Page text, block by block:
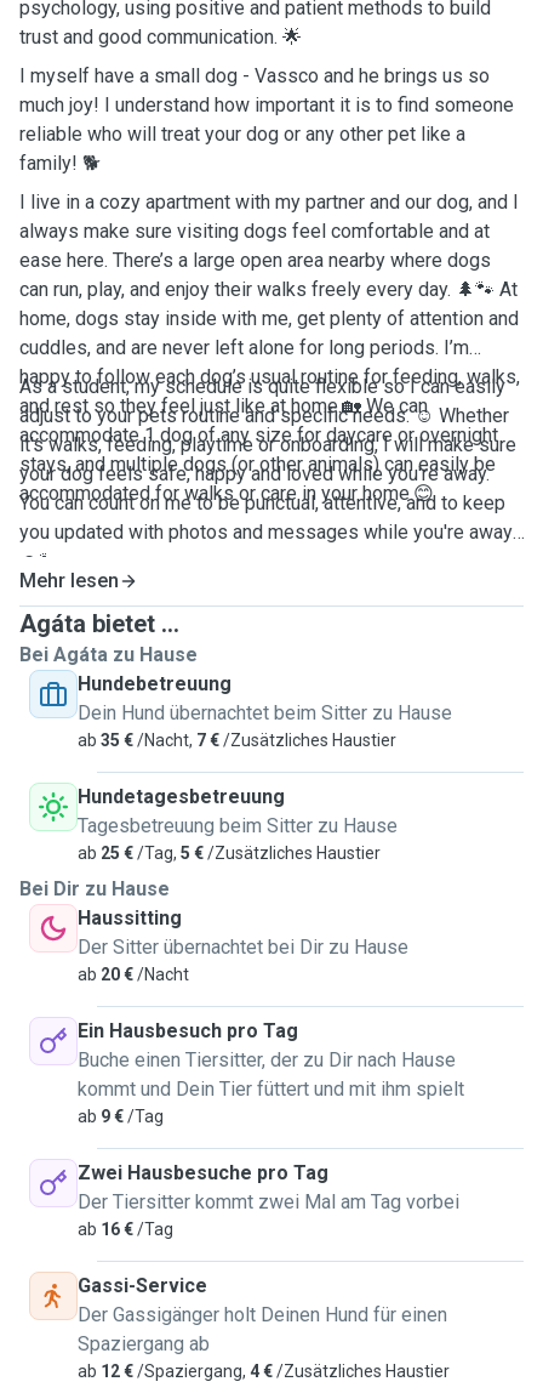
psychology, using positive and patient methods to build
trust and good communication. 🌟
I myself have a small dog - Vassco and he brings us so
much joy! I understand how important it is to find someone
reliable who will treat your dog or any other pet like a
family! 🐕
I live in a cozy apartment with my partner and our dog, and I
always make sure visiting dogs feel comfortable and at
ease here. There’s a large open area nearby where dogs
can run, play, and enjoy their walks freely every day. 🌲🐾 At
home, dogs stay inside with me, get plenty of attention and
cuddles, and are never left alone for long periods. I’m
happy to follow each dog’s usual routine for feeding, walks,
and rest so they feel just like at home.🏡 We can
accommodate 1 dog of any size for daycare or overnight
stays, and multiple dogs (or other animals) can easily be
accommodated for walks or care in your home.😊
As a student, my schedule is quite flexible so I can easily
adjust to your pets routine and specific needs. ☺️ Whether
it's walks, feeding, playtime or onboarding, I will make sure
your dog feels safe, happy and loved while you're away.
You can count on me to be punctual, attentive, and to keep
you updated with photos and messages while you're away.!
☺️🐾
Mehr lesen
Agáta bietet ...
Bei Agáta zu Hause
Hundebetreuung
Dein Hund übernachtet beim Sitter zu Hause
ab 35 €/Nacht, 7 €/Zusätzliches Haustier
Hundetagesbetreuung
Tagesbetreuung beim Sitter zu Hause
ab 25 €/Tag, 5 €/Zusätzliches Haustier
Bei Dir zu Hause
Haussitting
Der Sitter übernachtet bei Dir zu Hause
ab 20 €/Nacht
Ein Hausbesuch pro Tag
Buche einen Tiersitter, der zu Dir nach Hause
kommt und Dein Tier füttert und mit ihm spielt
ab 9 €/Tag
Zwei Hausbesuche pro Tag
Der Tiersitter kommt zwei Mal am Tag vorbei
ab 16 €/Tag
Gassi-Service
Der Gassigänger holt Deinen Hund für einen
Spaziergang ab
ab 12 €/Spaziergang, 4 €/Zusätzliches Haustier